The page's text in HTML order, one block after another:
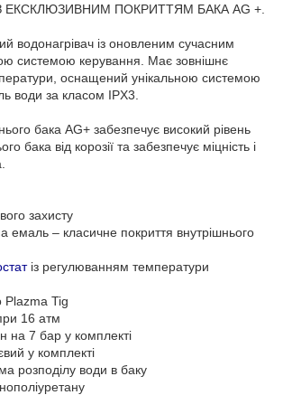
ЕКСКЛЮЗИВНИМ ПОКРИТТЯМ БАКА AG +.
водонагрівач із оновленим сучасним
системою керування. Має зовнішнє
оснащений унікальною системою
води за класом IPX3.
бака AG+ забезпечує високий рівень
бака від корозії та забезпечує міцність і
захисту
емаль – класичне покриття внутрішнього
із регулюванням температури
Plazma Tig
16 атм
на 7 бар у комплекті
у комплекті
розподілу води в баку